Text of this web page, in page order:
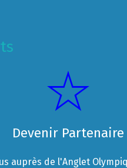
Devenir Partenaire
auprès de l'Anglet